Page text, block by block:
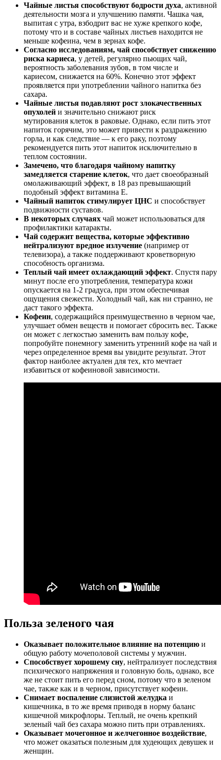
Чайные листья способствуют бодрости духа, активной
деятельности мозга и улучшению памяти. Чашка чая,
выпитая с утра, взбодрит вас не хуже крепкого кофе,
потому что и в составе чайных листьев находится не
меньше кофеина, чем в зернах кофе.
Согласно исследованиям, чай способствует снижению
риска кариеса, у детей, регулярно пьющих чай,
вероятность заболевания зубов, в том числе и
кариесом, снижается на 60%. Конечно этот эффект
проявляется при употреблении чайного напитка без
сахара.
Чайные листья подавляют рост злокачественных
опухолей и значительно снижают риск
мутирования клеток в раковые. Однако, если пить этот
напиток горячим, это может привести к раздражению
горла, и как следствие — к его раку, поэтому
рекомендуется пить этот напиток исключительно в
теплом состоянии.
Замечено, что благодаря чайному напитку
замедляется старение клеток, что дает своеобразный
омолаживающий эффект, в 18 раз превышающий
подобный эффект витамина Е.
Чайный напиток стимулирует ЦНС и способствует
подвижности суставов.
В некоторых случаях чай может использоваться для
профилактики катаракты.
Чай содержит вещества, которые эффективно
нейтрализуют вредное излучение (например от
телевизора), а также поддерживают кроветворную
способность организма.
Теплый чай имеет охлаждающий эффект. Спустя пару
минут после его употребления, температура кожи
опускается на 1-2 градуса, при этом обеспечивая
ощущения свежести. Холодный чай, как ни странно, не
даст такого эффекта.
Кофеин, содержащийся преимущественно в черном чае,
улучшает обмен веществ и помогает сбросить вес. Также
он может с легкостью заменить вам пользу кофе,
попробуйте понемногу заменить утренний кофе на чай и
через определенное время вы увидите результат. Этот
фактор наиболее актуален для тех, кто мечтает
избавиться от кофеиновой зависимости.
Польза зеленого чая
Оказывает положительное влияние на потенцию и
общую работу мочеполовой системы у мужчин.
Способствует хорошему сну, нейтрализует последствия
психического напряжения и головную боль, однако, все
же не стоит пить его перед сном, потому что в зеленом
чае, также как и в черном, присутствует кофеин.
Снимает воспаление слизистой желудка и
кишечника, в то же время приводя в норму баланс
кишечной микрофлоры. Теплый, не очень крепкий
зеленый чай без сахара можно пить при отравлениях.
Оказывает мочегонное и желчегонное воздействие,
что может оказаться полезным для худеющих девушек и
женщин.